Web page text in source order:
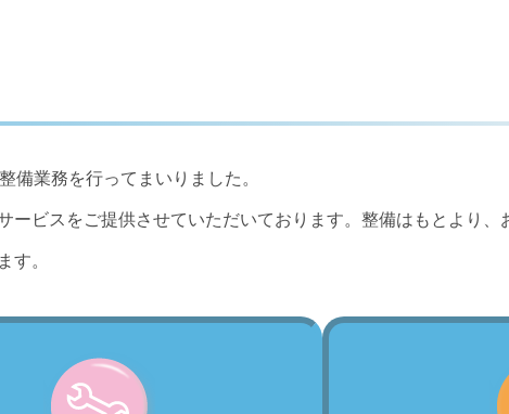
備業務を行ってまいりました。
ビスをご提供させていただいております。整備はもとより、
す。